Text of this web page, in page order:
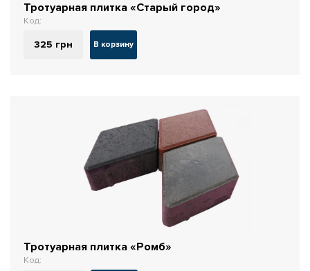
Тротуарная плитка «Старый город»
Код:
325 грн В корзину
Тротуарная плитка «Ромб»
Код: